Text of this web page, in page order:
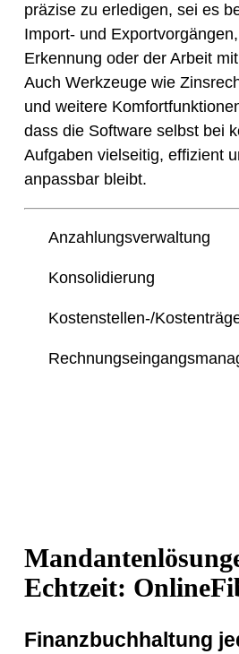
präzise zu erledigen, sei es
Import- und
Erkennung oder der Arbeit
Auch Werkzeuge wie
und weitere
dass die Software selbst bei
Aufgaben vielseitig, effizient
anpassbar bleibt.
Anzahlungsverwaltung
Konsolidierung
Kostenstellen-/
Echtzeit:
Finanzbuchhaltung